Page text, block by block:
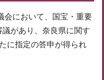
会において、国宝・重要
があり、奈良県に関す
に指定の答申が得られ